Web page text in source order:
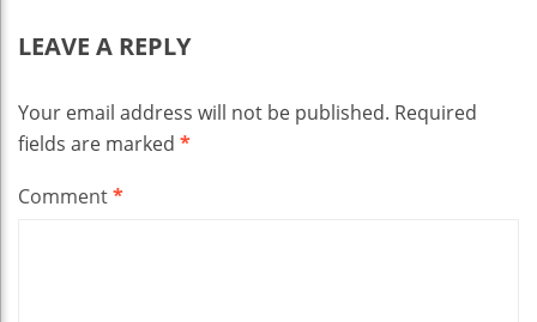
LEAVE A REPLY
Your email address will not be published. Required
fields are marked *
Comment*